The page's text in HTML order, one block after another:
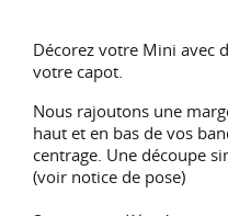
Décorez votre Mini avec
votre capot.
Nous rajoutons une
haut et en bas de vos
centrage. Une découpe
(voir notice de pose)